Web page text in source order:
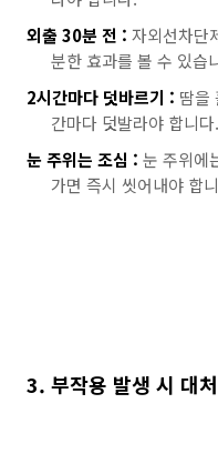
외출 30분 전 : 자외선차단
분한 효과를 볼 수 있습
2시간마다 덧바르기 : 땀을
간마다 덧발라야 합니다.
눈 주위는 조심 : 눈 주위에
가면 즉시 씻어내야 합
3. 부작용 발생 시 대